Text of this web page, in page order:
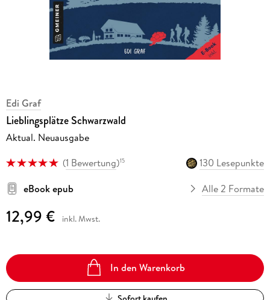
Edi Graf
Lieblingsplätze Schwarzwald
Aktual. Neuausgabe
(1 Bewertung)15
130 Lesepunkte
eBook epub
Alle 2 Formate
12,99 € inkl. Mwst.
In den Warenkorb